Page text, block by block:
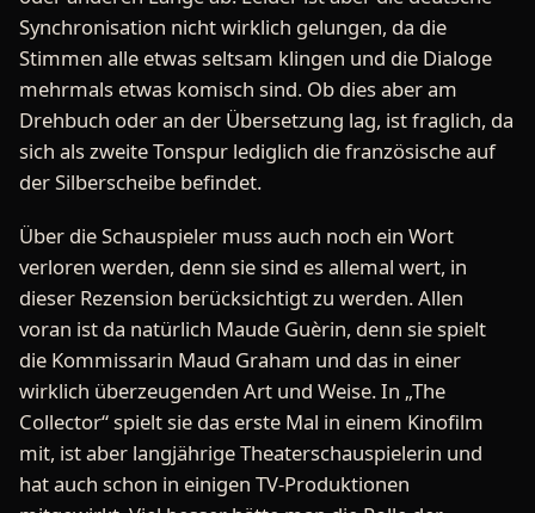
Synchronisation nicht wirklich gelungen, da die
Stimmen alle etwas seltsam klingen und die Dialoge
mehrmals etwas komisch sind. Ob dies aber am
Drehbuch oder an der Übersetzung lag, ist fraglich, da
sich als zweite Tonspur lediglich die französische auf
der Silberscheibe befindet.
Über die Schauspieler muss auch noch ein Wort
verloren werden, denn sie sind es allemal wert, in
dieser Rezension berücksichtigt zu werden. Allen
voran ist da natürlich Maude Guèrin, denn sie spielt
die Kommissarin Maud Graham und das in einer
wirklich überzeugenden Art und Weise. In „The
Collector“ spielt sie das erste Mal in einem Kinofilm
mit, ist aber langjährige Theaterschauspielerin und
hat auch schon in einigen TV-Produktionen